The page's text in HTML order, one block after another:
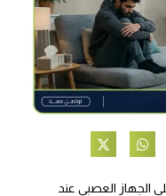
الجهاز العصبي عند